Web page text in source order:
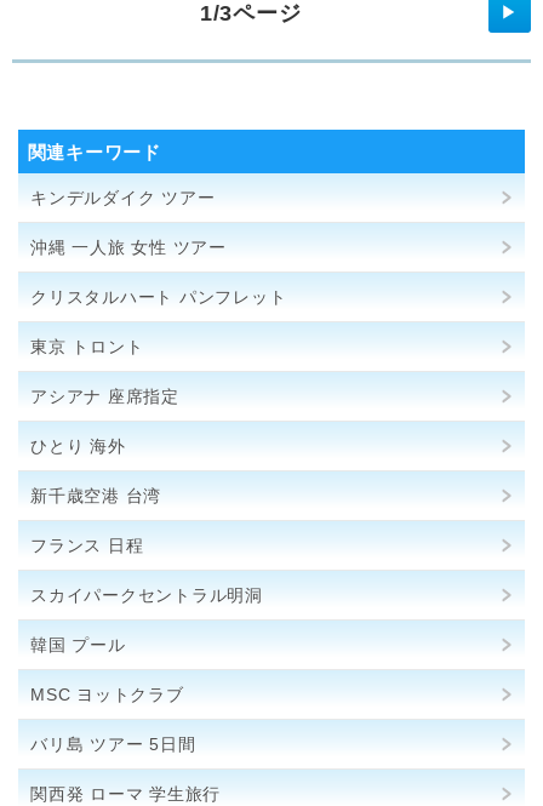
1/3ページ ▶
関連キーワード
キンデルダイク ツアー
沖縄 一人旅 女性 ツアー
クリスタルハート パンフレット
東京 トロント
アシアナ 座席指定
ひとり 海外
新千歳空港 台湾
フランス 日程
スカイパークセントラル明洞
韓国 プール
MSC ヨットクラブ
バリ島 ツアー 5日間
関西発 ローマ 学生旅行